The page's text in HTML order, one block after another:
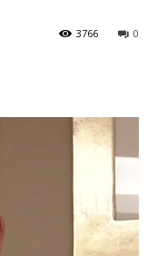
0
3766